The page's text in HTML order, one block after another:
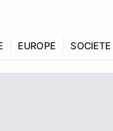
EUROPE SOCIETE